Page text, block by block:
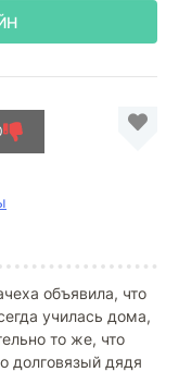
объявила, что
училась дома,
то же, что
долговязый дядя